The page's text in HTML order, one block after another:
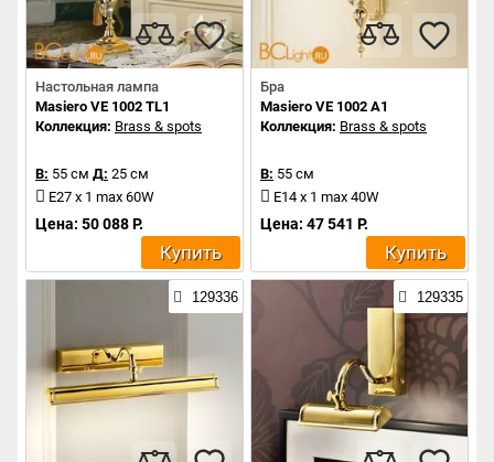
Настольная лампа
Masiero VE 1002 TL1
Коллекция: Brass & spots
В: 55 см Д: 25 см
E27 x 1 max 60W
Цена: 50 088 Р.
Купить
Бра
Masiero VE 1002 A1
Коллекция: Brass & spots
В: 55 см
E14 x 1 max 40W
Цена: 47 541 Р.
Купить
129336 129335